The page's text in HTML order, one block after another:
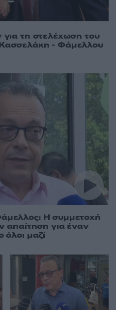
για τη στελέχωση του
- Φάμελλου
Η συμμετοχή
απαίτηση για έναν
μαζί